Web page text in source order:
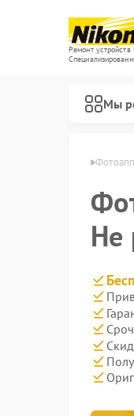
Ремонт устройств
Мы
Nikon в Кирове
Не